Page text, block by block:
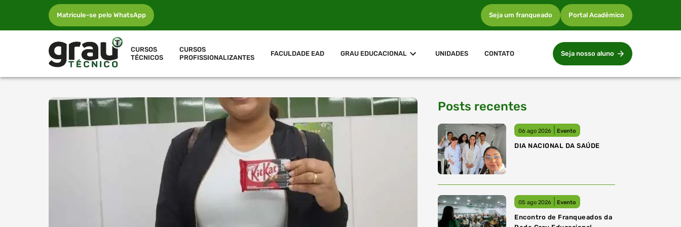
Matricule-se pelo WhatsApp Seja um franqueado Portal Acadêmico
CURSOS
TÉCNICOS
CURSOS
PROFISSIONALIZANTES
FACULDADE EAD GRAU EDUCACIONAL UNIDADES CONTATO Seja nosso aluno
Posts recentes
06 ago 2026 Evento
DIA NACIONAL DA SAÚDE
05 ago 2026 Evento
Encontro de Franqueados da